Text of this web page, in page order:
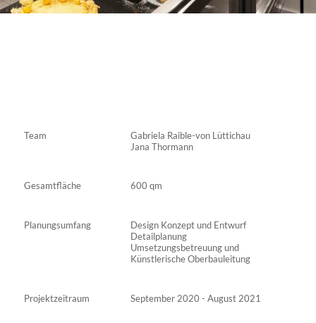
Team
Gabriela Raible-von Lüttichau
Jana Thormann
Gesamtfläche 600 qm
Planungsumfang
Design Konzept und Entwurf
Detailplanung
Umsetzungsbetreuung und
Künstlerische Oberbauleitung
Projektzeitraum September 2020 - August 2021